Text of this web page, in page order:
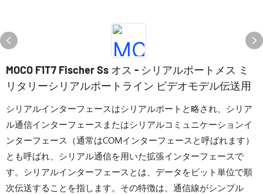
MOCO F1T7 Fischer Ss オス - シリアルポートメス ミ
リタリーシリアルポートライン ビデオモデル伝送用
シリアルインターフェースはシリアルポートと略され、シリア
ル通信インターフェースまたはシリアルコミュニケーションイ
ンターフェース（通常はCOMインターフェースと呼ばれます）
とも呼ばれ、シリアル通信を用いた拡張インターフェースで
す。シリアルインターフェースとは、データをビット単位で順
次伝送することを指します。その特徴は、通信線がシンプル